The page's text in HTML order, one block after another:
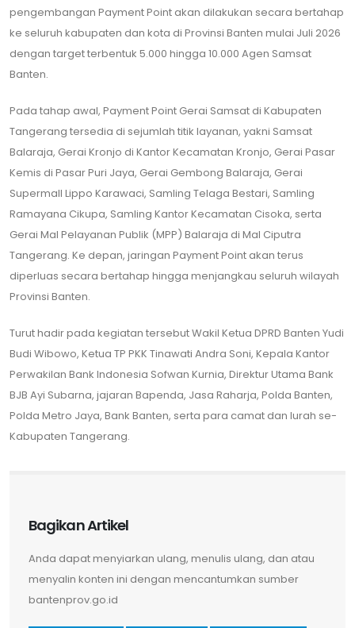
pengembangan Payment Point akan dilakukan secara bertahap
ke seluruh kabupaten dan kota di Provinsi Banten mulai Juli 2026
dengan target terbentuk 5.000 hingga 10.000 Agen Samsat
Banten.
Pada tahap awal, Payment Point Gerai Samsat di Kabupaten
Tangerang tersedia di sejumlah titik layanan, yakni Samsat
Balaraja, Gerai Kronjo di Kantor Kecamatan Kronjo, Gerai Pasar
Kemis di Pasar Puri Jaya, Gerai Gembong Balaraja, Gerai
Supermall Lippo Karawaci, Samling Telaga Bestari, Samling
Ramayana Cikupa, Samling Kantor Kecamatan Cisoka, serta
Gerai Mal Pelayanan Publik (MPP) Balaraja di Mal Ciputra
Tangerang. Ke depan, jaringan Payment Point akan terus
diperluas secara bertahap hingga menjangkau seluruh wilayah
Provinsi Banten.
Turut hadir pada kegiatan tersebut Wakil Ketua DPRD Banten Yudi
Budi Wibowo, Ketua TP PKK Tinawati Andra Soni, Kepala Kantor
Perwakilan Bank Indonesia Sofwan Kurnia, Direktur Utama Bank
BJB Ayi Subarna, jajaran Bapenda, Jasa Raharja, Polda Banten,
Polda Metro Jaya, Bank Banten, serta para camat dan lurah se-
Kabupaten Tangerang.
Bagikan Artikel
Anda dapat menyiarkan ulang, menulis ulang, dan atau
menyalin konten ini dengan mencantumkan sumber
bantenprov.go.id